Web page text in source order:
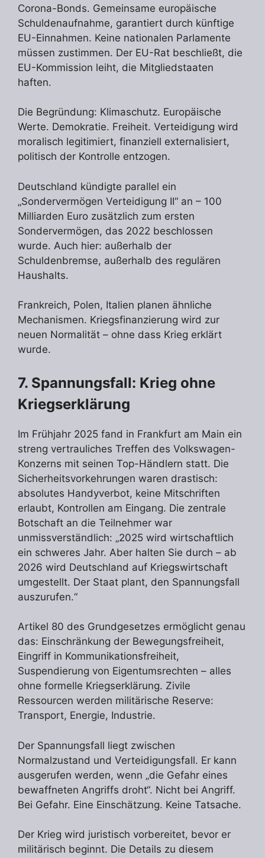
Corona-Bonds. Gemeinsame europäische
Schuldenaufnahme, garantiert durch künftige
EU-Einnahmen. Keine nationalen Parlamente
müssen zustimmen. Der EU-Rat beschließt, die
EU-Kommission leiht, die Mitgliedstaaten
haften.
Die Begründung: Klimaschutz. Europäische
Werte. Demokratie. Freiheit. Verteidigung wird
moralisch legitimiert, finanziell externalisiert,
politisch der Kontrolle entzogen.
Deutschland kündigte parallel ein
„Sondervermögen Verteidigung II“ an – 100
Milliarden Euro zusätzlich zum ersten
Sondervermögen, das 2022 beschlossen
wurde. Auch hier: außerhalb der
Schuldenbremse, außerhalb des regulären
Haushalts.
Frankreich, Polen, Italien planen ähnliche
Mechanismen. Kriegsfinanzierung wird zur
neuen Normalität – ohne dass Krieg erklärt
wurde.
7. Spannungsfall: Krieg ohne
Kriegserklärung
Im Frühjahr 2025 fand in Frankfurt am Main ein
streng vertrauliches Treffen des Volkswagen-
Konzerns mit seinen Top-Händlern statt. Die
Sicherheitsvorkehrungen waren drastisch:
absolutes Handyverbot, keine Mitschriften
erlaubt, Kontrollen am Eingang. Die zentrale
Botschaft an die Teilnehmer war
unmissverständlich: „2025 wird wirtschaftlich
ein schweres Jahr. Aber halten Sie durch – ab
2026 wird Deutschland auf Kriegswirtschaft
umgestellt. Der Staat plant, den Spannungsfall
auszurufen.“
Artikel 80 des Grundgesetzes ermöglicht genau
das: Einschränkung der Bewegungsfreiheit,
Eingriff in Kommunikationsfreiheit,
Suspendierung von Eigentumsrechten – alles
ohne formelle Kriegserklärung. Zivile
Ressourcen werden militärische Reserve:
Transport, Energie, Industrie.
Der Spannungsfall liegt zwischen
Normalzustand und Verteidigungsfall. Er kann
ausgerufen werden, wenn „die Gefahr eines
bewaffneten Angriffs droht“. Nicht bei Angriff.
Bei Gefahr. Eine Einschätzung. Keine Tatsache.
Der Krieg wird juristisch vorbereitet, bevor er
militärisch beginnt. Die Details zu diesem